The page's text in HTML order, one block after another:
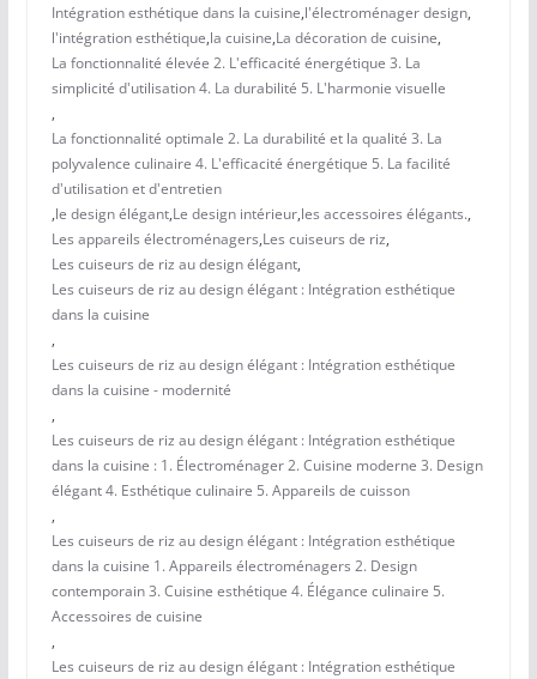
Intégration esthétique dans la cuisine,l'électroménager design,
l'intégration esthétique,la cuisine,La décoration de cuisine,
La fonctionnalité élevée 2. L'efficacité énergétique 3. La
simplicité d'utilisation 4. La durabilité 5. L'harmonie visuelle
,
La fonctionnalité optimale 2. La durabilité et la qualité 3. La
polyvalence culinaire 4. L'efficacité énergétique 5. La facilité
d'utilisation et d'entretien
,le design élégant,Le design intérieur,les accessoires élégants.,
Les appareils électroménagers,Les cuiseurs de riz,
Les cuiseurs de riz au design élégant,
Les cuiseurs de riz au design élégant : Intégration esthétique
dans la cuisine
,
Les cuiseurs de riz au design élégant : Intégration esthétique
dans la cuisine - modernité
,
Les cuiseurs de riz au design élégant : Intégration esthétique
dans la cuisine : 1. Électroménager 2. Cuisine moderne 3. Design
élégant 4. Esthétique culinaire 5. Appareils de cuisson
,
Les cuiseurs de riz au design élégant : Intégration esthétique
dans la cuisine 1. Appareils électroménagers 2. Design
contemporain 3. Cuisine esthétique 4. Élégance culinaire 5.
Accessoires de cuisine
,
Les cuiseurs de riz au design élégant : Intégration esthétique